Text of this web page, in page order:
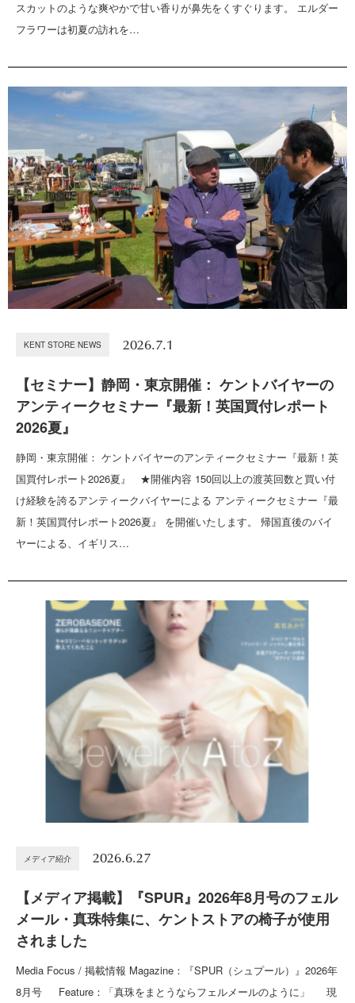
スカットのような爽やかで甘い香りが鼻先をくすぐります。 エルダー
フラワーは初夏の訪れを…
KENT STORE NEWS 2026.7.1
【セミナー】静岡・東京開催： ケントバイヤーの
アンティークセミナー『最新！英国買付レポート
2026夏』
静岡・東京開催： ケントバイヤーのアンティークセミナー『最新！英
国買付レポート2026夏』 ★開催内容 150回以上の渡英回数と買い付
け経験を誇るアンティークバイヤーによる アンティークセミナー『最
新！英国買付レポート2026夏』 を開催いたします。 帰国直後のバイ
ヤーによる、イギリス…
メディア紹介 2026.6.27
【メディア掲載】『SPUR』2026年8月号のフェル
メール・真珠特集に、ケントストアの椅子が使用
されました
Media Focus / 掲載情報 Magazine：『SPUR（シュプール）』2026年
8月号 Feature：「真珠をまとうならフェルメールのように」 現